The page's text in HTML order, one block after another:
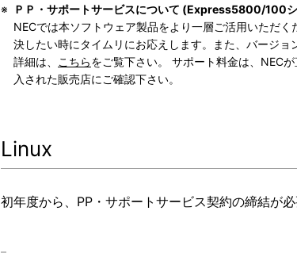
※
ＰＰ・サポートサービスについて (Express5800/100
NECでは本ソフトウェア製品をより一層ご活用いただ
決したい時にタイムリにお応えします。また、バージョ
詳細は、
こちらをご覧下さい。 サポート料金は、NEC
入された販売店にご確認下さい。
Linux
初年度から、PP・サポートサービス契約の締結が必